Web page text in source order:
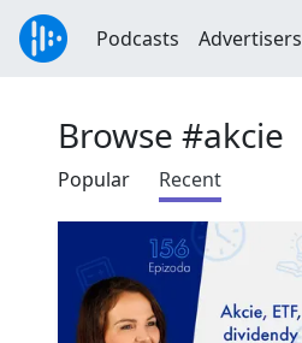
Podcasts Advertisers
Browse #akcie
Popular Recent